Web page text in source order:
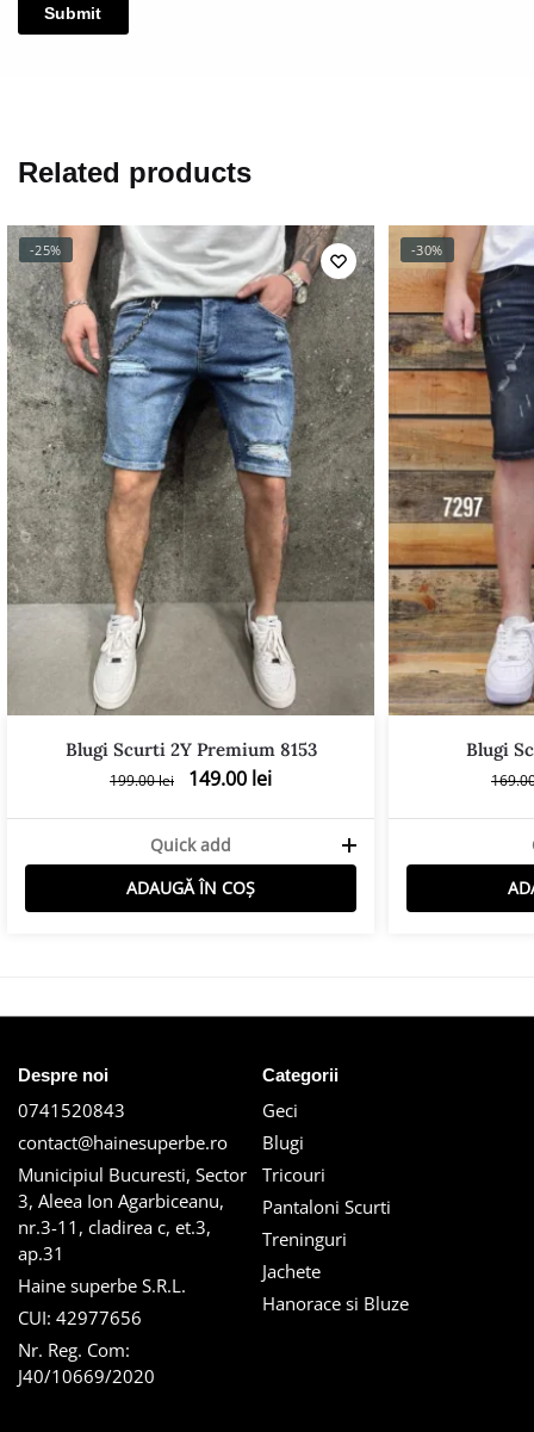
Related products
-25%
Blugi Scurti 2Y Premium 8153
199.00lei 149.00 lei
Quick add
ADAUGĂ ÎN COȘ
-30%
Blugi
Despre noi
0741520843
contact@hainesuperbe.ro
Municipiul Bucuresti, Sector
3, Aleea Ion Agarbiceanu,
nr.3-11, cladirea c, et.3,
ap.31
Haine superbe S.R.L.
CUI: 42977656
Nr. Reg. Com:
J40/10669/2020
Categorii
Geci
Blugi
Tricouri
Pantaloni Scurti
Treninguri
Jachete
Hanorace si Bluze